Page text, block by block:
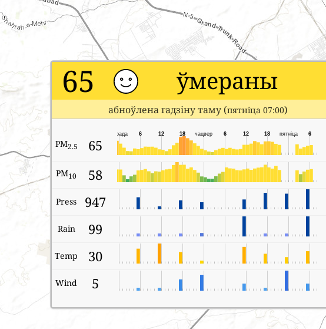
65 ўмераны
абноўлена гадзіну таму (пятніца 07:00)
PM2.5 65
6
пятніца
18
12
6
чацвер
18
12
6
серада
PM10 58
Press 947
Rain 99
Temp 30
Wind 5